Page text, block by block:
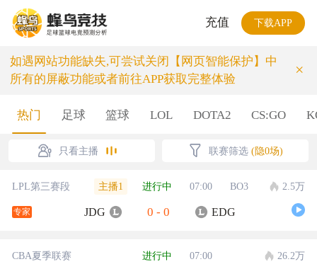
充值 下载APP
如遇网站功能缺失,可尝试关闭【网页智能保护】中
所有的屏蔽功能或者前往APP获取完整体验
×
热门 足球 篮球 LOL DOTA2 CS:GO
只看主播 联赛筛选 (隐0场)
LPL第三赛段 主播1 进行中 07:00 BO3 2.5万
专家 JDG 0 - 0 EDG
CBA夏季联赛 进行中 07:00 26.2万